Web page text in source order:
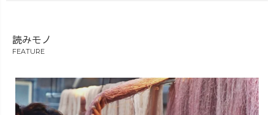
読みモノ
FEATURE